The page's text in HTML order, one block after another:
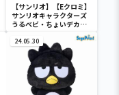
【サンリオ】【Eクロミ】
サンリオキャラクターズ
うるベビ・ちょいデカド
24.05.30